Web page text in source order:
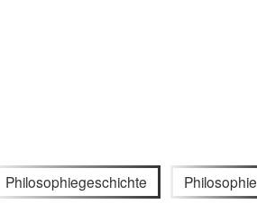
Philosophiegeschichte Philosophie